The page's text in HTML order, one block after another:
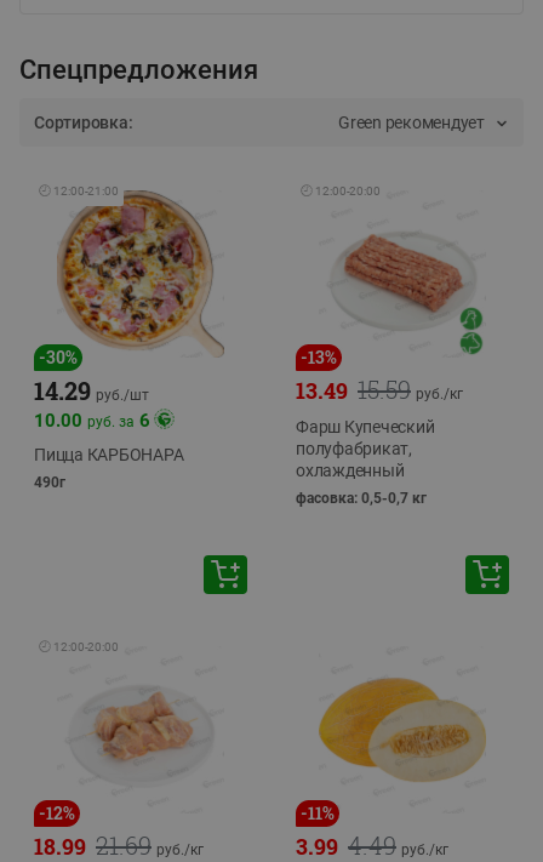
Спецпредложения
Сортировка: Green рекомендует
🕘 12:00-21:00
-30%
14.29 руб./шт
10.00 руб. за 6
Пицца КАРБОНАРА
490г
🕘 12:00-20:00
-13%
15.59
13.49 руб./кг
Фарш Купеческий
полуфабрикат,
охлажденный
фасовка: 0,5-0,7 кг
🕘 12:00-20:00
-12%
21.69
18.99 руб./кг
-11%
4.49
3.99 руб./кг